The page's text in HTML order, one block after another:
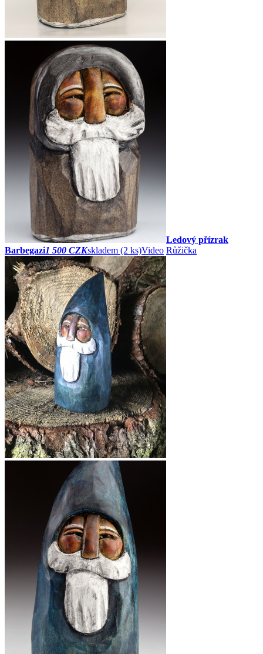
Ledový přízrak
Barbegazi1 500 CZKskladem (2 ks)Video Růžička